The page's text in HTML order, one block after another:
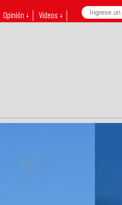
Opinión ↓ Videos ↓